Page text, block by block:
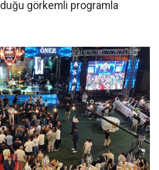
görkemli programla